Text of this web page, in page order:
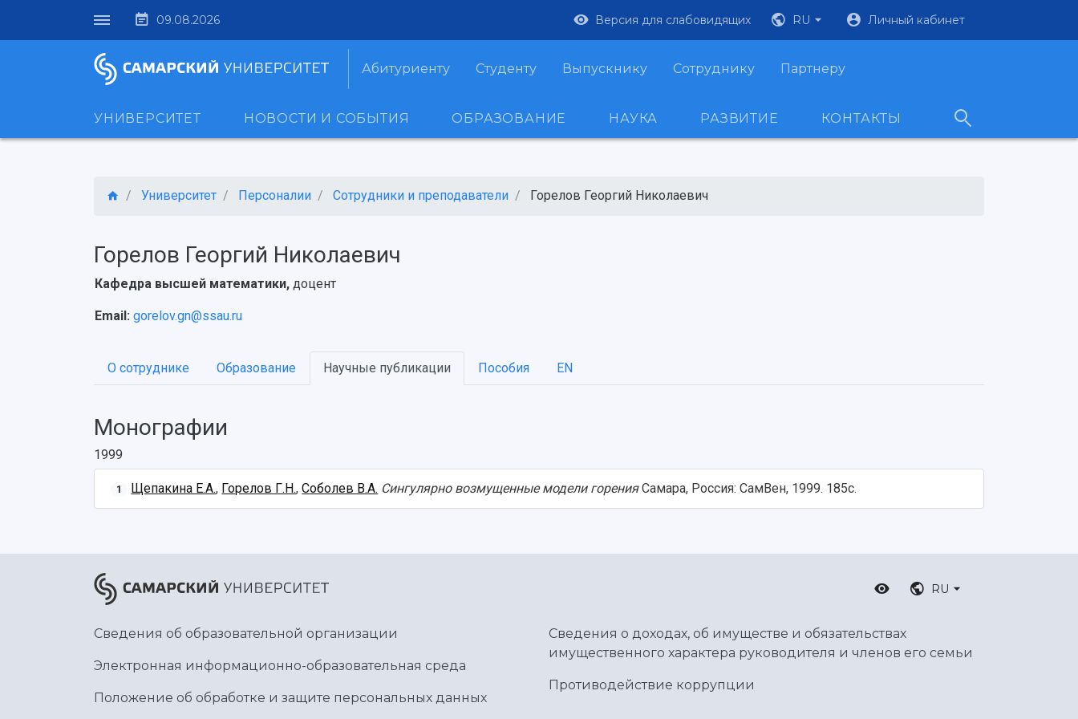
09.08.2026 Версия для слабовидящих RU Личный кабинет
Абитуриенту Студенту Выпускнику Сотруднику Партнеру
УНИВЕРСИТЕТ НОВОСТИ И СОБЫТИЯ ОБРАЗОВАНИЕ НАУКА РАЗВИТИЕ КОНТАКТЫ
Университет Персоналии Сотрудники и преподаватели Горелов Георгий Николаевич
Горелов Георгий Николаевич
Кафедра высшей математики, доцент
Email: gorelov.gn@ssau.ru
О сотруднике Образование Научные публикации Пособия EN
Монографии
1999
1 Щепакина Е.А., Горелов Г.Н.,Соболев В.А. Сингулярно возмущенные модели горенияСамара, Россия: СамВен, 1999. 185с.
RU
Сведения об образовательной организации
Электронная информационно-образовательная среда
Положение об обработке и защите персональных данных
Сведения о доходах, об имуществе и обязательствах
имущественного характера руководителя и членов его семьи
Противодействие коррупции